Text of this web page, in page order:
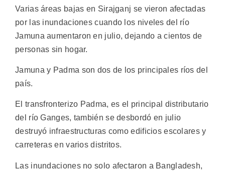
Varias áreas bajas en Sirajganj se vieron afectadas
por las inundaciones cuando los niveles del río
Jamuna aumentaron en julio, dejando a cientos de
personas sin hogar.
Jamuna y Padma son dos de los principales ríos del
país.
El transfronterizo Padma, es el principal distributario
del río Ganges, también se desbordó en julio
destruyó infraestructuras como edificios escolares y
carreteras en varios distritos.
Las inundaciones no solo afectaron a Bangladesh,